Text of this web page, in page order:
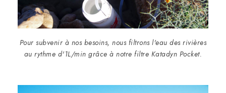
Pour subvenir à nos besoins, nous filtrons l'eau des rivières
au rythme d'1L/min grâce à notre filtre Katadyn Pocket.